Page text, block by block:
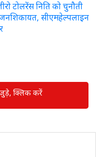
टोलरेंस निति को चुनौती
जनशिकायत, सीएमहेल्पलाइन
क्लिक करें